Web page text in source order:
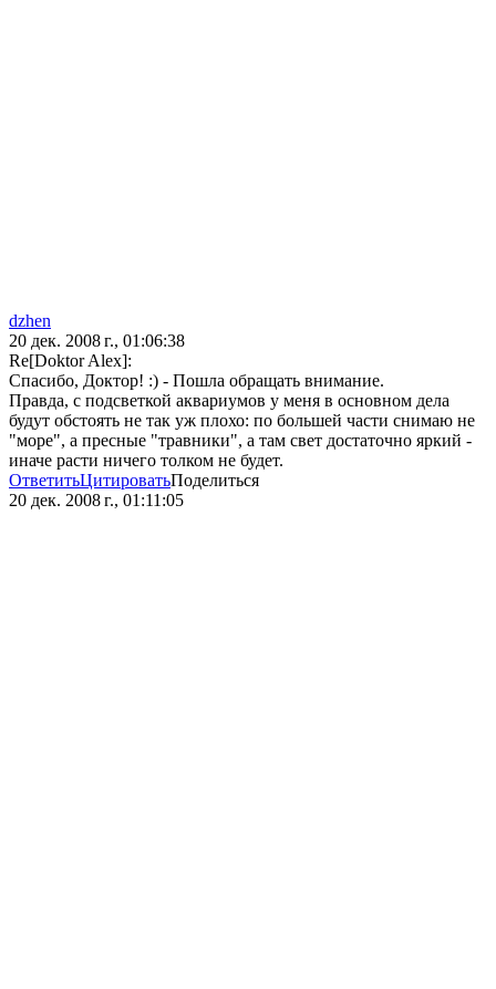
dzhen
20 дек. 2008 г., 01:06:38
Re[Doktor Alex]:
Спасибо, Доктор! :) - Пошла обращать внимание.
Правда, с подсветкой аквариумов у меня в основном дела
будут обстоять не так уж плохо: по большей части снимаю не
"море", а пресные "травники", а там свет достаточно яркий -
иначе расти ничего толком не будет.
ОтветитьЦитироватьПоделиться
20 дек. 2008 г., 01:11:05